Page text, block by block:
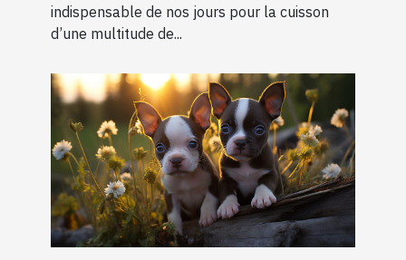
indispensable de nos jours pour la cuisson
d’une multitude de...